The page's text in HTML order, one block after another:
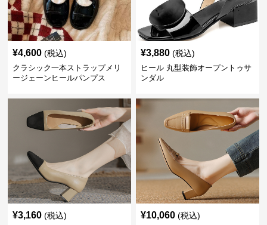
¥4,600 (税込)
クラシック一本ストラップメリ
ージェーンヒールパンプス
¥3,880 (税込)
ヒール 丸型装飾オープントゥサ
ンダル
¥3,160 (税込) ¥10,060 (税込)